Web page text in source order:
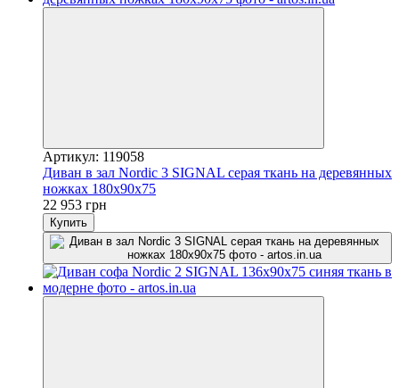
Артикул: 119058
Диван в зал Nordic 3 SIGNAL серая ткань на деревянных
ножках 180х90х75
22 953 грн
Купить